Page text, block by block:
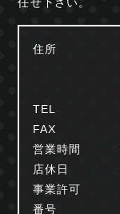
任せ下さい。
住所
TEL
FAX
営業時間
店休日
事業許可
番号